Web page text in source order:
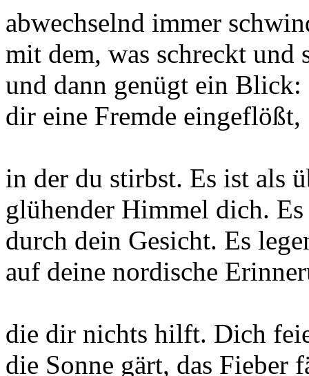
abwechselnd immer
mit dem, was schreckt und
und dann genügt ein Blick:
dir eine Fremde eingeflößt,
in der du stirbst. Es ist als
glühender Himmel dich.
durch dein Gesicht. Es
auf deine nordische
die dir nichts hilft. Dich
die Sonne gärt, das